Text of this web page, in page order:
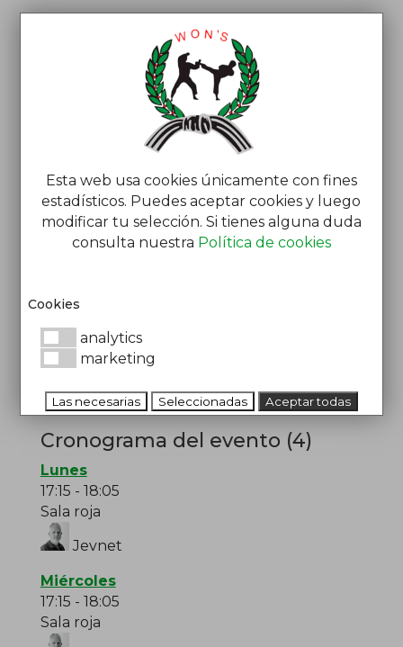
TAEKWONDO
KIDS (DE 9 A
11 AÑOS)
Cronograma del evento (4)
Lunes
17:15 - 18:05
Sala roja
Jevnet
Miércoles
17:15 - 18:05
Sala roja
Esta web usa cookies únicamente con fines
estadísticos. Puedes aceptar cookies y luego
modificar tu selección. Si tienes alguna duda
consulta nuestra Política de cookies
Cookies
analytics
marketing
Las necesarias Seleccionadas Aceptar todas